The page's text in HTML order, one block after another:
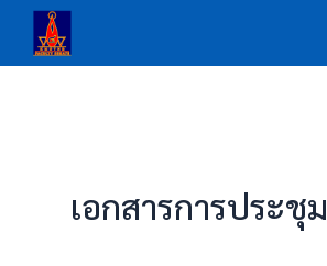
content
เอกสารการประชุม